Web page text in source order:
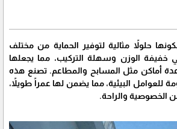
حلولاً مثالية لتوفير الحماية من مختلف
خفيفة الوزن وسهلة التركيب، مما يجعلها
أماكن مثل المسابح والمطاعم. تصنع هذه
للعوامل البيئية، مما يضمن لها عمراً طويلاً،
الخصوصية والراحة.